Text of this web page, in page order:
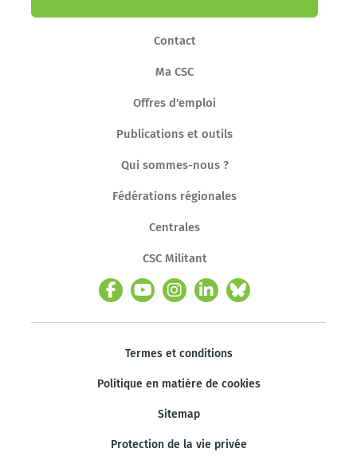
Contact
Ma CSC
Offres d'emploi
Publications et outils
Qui sommes-nous ?
Fédérations régionales
Centrales
CSC Militant
Termes et conditions
Politique en matière de cookies
Sitemap
Protection de la vie privée